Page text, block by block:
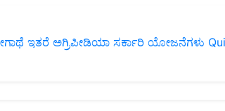
ಇತರೆ ಅಗ್ರಿಪೀಡಿಯಾ ಸರ್ಕಾರಿ ಯೋಜನೆಗಳು